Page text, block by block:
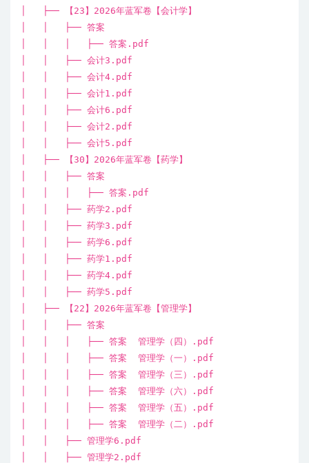
│ ├── 【23】2026年蓝军卷【会计学】
│ │ ├── 答案
│ │ │ ├── 答案.pdf
│ │ ├── 会计3.pdf
│ │ ├── 会计4.pdf
│ │ ├── 会计1.pdf
│ │ ├── 会计6.pdf
│ │ ├── 会计2.pdf
│ │ ├── 会计5.pdf
│ ├── 【30】2026年蓝军卷【药学】
│ │ ├── 答案
│ │ │ ├── 答案.pdf
│ │ ├── 药学2.pdf
│ │ ├── 药学3.pdf
│ │ ├── 药学6.pdf
│ │ ├── 药学1.pdf
│ │ ├── 药学4.pdf
│ │ ├── 药学5.pdf
│ ├── 【22】2026年蓝军卷【管理学】
│ │ ├── 答案
│ │ │ ├── 答案 管理学（四）.pdf
│ │ │ ├── 答案 管理学（一）.pdf
│ │ │ ├── 答案 管理学（三）.pdf
│ │ │ ├── 答案 管理学（六）.pdf
│ │ │ ├── 答案 管理学（五）.pdf
│ │ │ ├── 答案 管理学（二）.pdf
│ │ ├── 管理学6.pdf
│ │ ├── 管理学2.pdf